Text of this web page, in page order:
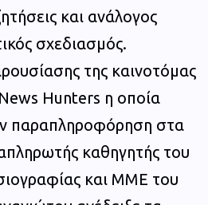
και ανάλογος
σχεδιασμός.
της καινοτόμας
Hunters η οποία
παραπληροφόρηση στα
καθηγητής του
και ΜΜΕ του